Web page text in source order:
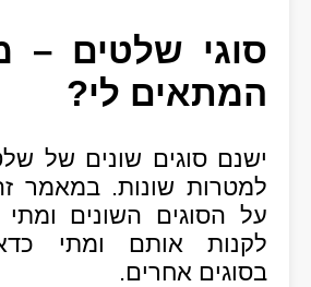
סוגי שלטים –
המתאים לי?
ישנם סוגים שונים של
למטרות שונות. במאמר
על הסוגים השונים
לקנות אותם ומתי
בסוגים אחרים.